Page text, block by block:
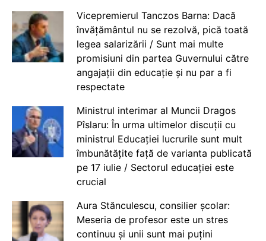
Vicepremierul Tanczos Barna: Dacă
învățământul nu se rezolvă, pică toată
legea salarizării / Sunt mai multe
promisiuni din partea Guvernului către
angajații din educație și nu par a fi
respectate
Ministrul interimar al Muncii Dragos
Pîslaru: În urma ultimelor discuții cu
ministrul Educației lucrurile sunt mult
îmbunătățite față de varianta publicată
pe 17 iulie / Sectorul educației este
crucial
Aura Stănculescu, consilier școlar:
Meseria de profesor este un stres
continuu și unii sunt mai puțini